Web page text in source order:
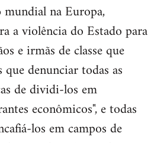
na Europa,
a violência do Estado para
e irmãs de classe que
denunciar todas as
de dividi-los em
econômicos", e todas
los em campos de